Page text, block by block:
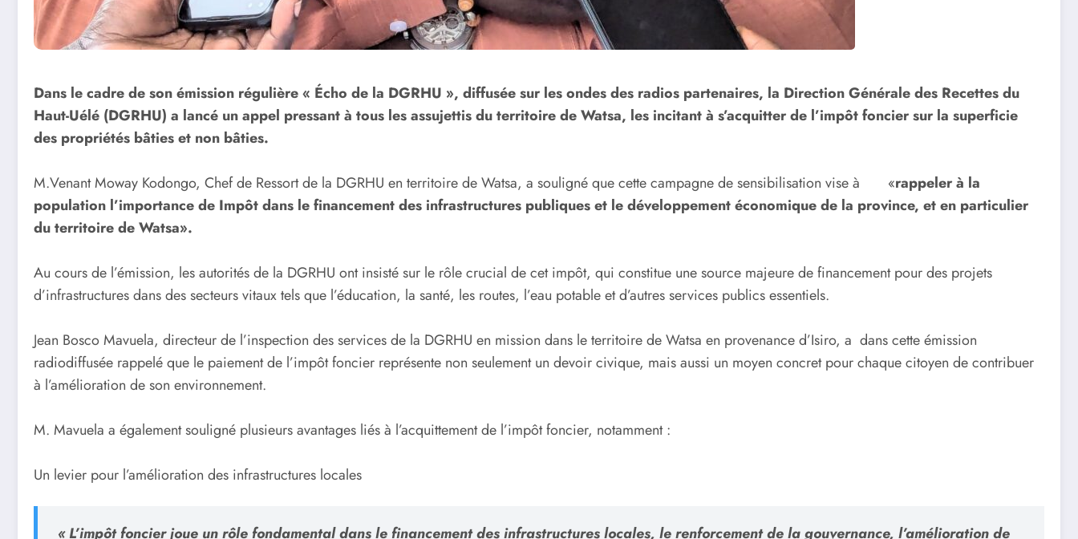
Dans le cadre de son émission régulière « Écho de la DGRHU », diffusée sur les ondes des radios partenaires, la Direction Générale des Recettes du
Haut-Uélé (DGRHU) a lancé un appel pressant à tous les assujettis du territoire de Watsa, les incitant à s’acquitter de l’impôt foncier sur la superficie
des propriétés bâties et non bâties.
M.Venant Moway Kodongo, Chef de Ressort de la DGRHU en territoire de Watsa, a souligné que cette campagne de sensibilisation vise à «rappeler à la
population l’importance de Impôt dans le financement des infrastructures publiques et le développement économique de la province, et en particulier
du territoire de Watsa».
Au cours de l’émission, les autorités de la DGRHU ont insisté sur le rôle crucial de cet impôt, qui constitue une source majeure de financement pour des projets
d’infrastructures dans des secteurs vitaux tels que l’éducation, la santé, les routes, l’eau potable et d’autres services publics essentiels.
Jean Bosco Mavuela, directeur de l’inspection des services de la DGRHU en mission dans le territoire de Watsa en provenance d’Isiro, a dans cette émission
radiodiffusée rappelé que le paiement de l’impôt foncier représente non seulement un devoir civique, mais aussi un moyen concret pour chaque citoyen de contribuer
à l’amélioration de son environnement.
M. Mavuela a également souligné plusieurs avantages liés à l’acquittement de l’impôt foncier, notamment :
Un levier pour l’amélioration des infrastructures locales
« L’impôt foncier joue un rôle fondamental dans le financement des infrastructures locales, le renforcement de la gouvernance, l’amélioration de